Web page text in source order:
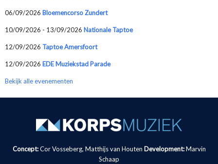
06/09/2026 Bloemencorso Zundert
10/09/2026 - 13/09/2026 Nationale Taptoe
12/09/2026 Taptoe Amersfoort
12/09/2026 EDE Muziekstad Parade
Bekijk alle evenementen
Concept:Cor Vosseberg, Matthijs van Houten Development: Marvin
Schaap